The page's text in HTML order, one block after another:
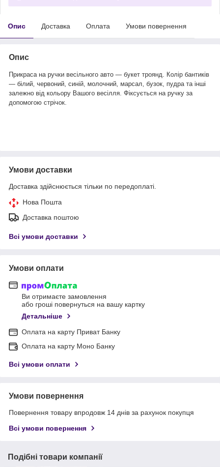
Опис Доставка Оплата Умови повернення
Опис
Прикраса на ручки весільного авто — букет троянд. Колір бантиків
— білий, червоний, синій, молочний, марсал, бузок, пудра та інші
залежно від кольору Вашого весілля. Фіксується на ручку за
допомогою стрічок.
Умови доставки
Доставка здійснюється тільки по передоплаті.
Нова Пошта
Доставка поштою
Всі умови доставки
Умови оплати
Ви отримаєте замовлення
або гроші повернуться на вашу картку
Детальніше
Оплата на карту Приват Банку
Оплата на карту Моно Банку
Всі умови оплати
Умови повернення
Повернення товару впродовж 14 днів за рахунок покупця
Всі умови повернення
Подібні товари компанії